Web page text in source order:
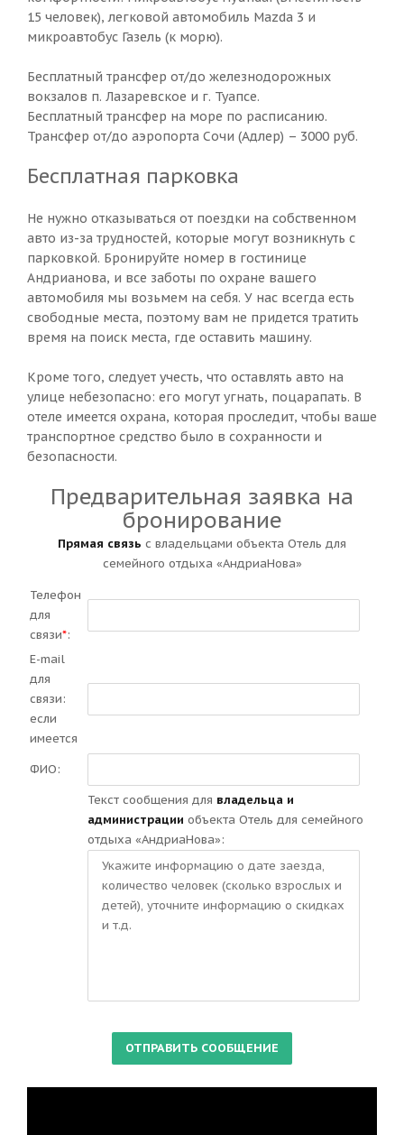
15 человек), легковой автомобиль Mazda 3 и
микроавтобус Газель (к морю).
Бесплатный трансфер от/до железнодорожных
вокзалов п. Лазаревское и г. Туапсе.
Бесплатный трансфер на море по расписанию.
Трансфер от/до аэропорта Сочи (Адлер) – 3000 руб.
Бесплатная парковка
Не нужно отказываться от поездки на собственном
авто из-за трудностей, которые могут возникнуть с
парковкой. Бронируйте номер в гостинице
Андрианова, и все заботы по охране вашего
автомобиля мы возьмем на себя. У нас всегда есть
свободные места, поэтому вам не придется тратить
время на поиск места, где оставить машину.
Кроме того, следует учесть, что оставлять авто на
улице небезопасно: его могут угнать, поцарапать. В
отеле имеется охрана, которая проследит, чтобы ваше
транспортное средство было в сохранности и
безопасности.
Предварительная заявка на
бронирование
Прямая связь с владельцами объекта Отель для
семейного отдыха «АндриаНова»
Телефон
для
связи*:
E-mail
для
связи:
если
имеется
ФИО:
Текст сообщения для владельца и
администрации объекта Отель для семейного
отдыха «АндриаНова»: